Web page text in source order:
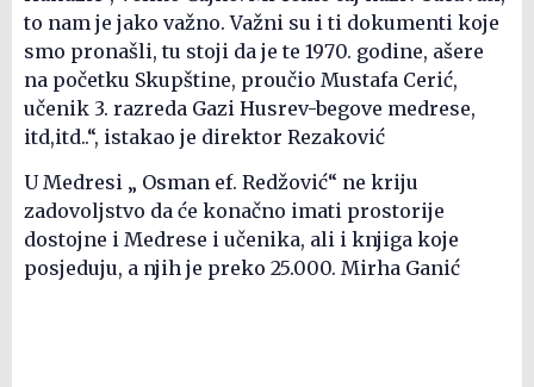
to nam je jako važno. Važni su i ti dokumenti koje
smo pronašli, tu stoji da je te 1970. godine, ašere
na početku Skupštine, proučio Mustafa Cerić,
učenik 3. razreda Gazi Husrev-begove medrese,
itd,itd..“, istakao je direktor Rezaković
U Medresi „ Osman ef. Redžović“ ne kriju
zadovoljstvo da će konačno imati prostorije
dostojne i Medrese i učenika, ali i knjiga koje
posjeduju, a njih je preko 25.000. Mirha Ganić